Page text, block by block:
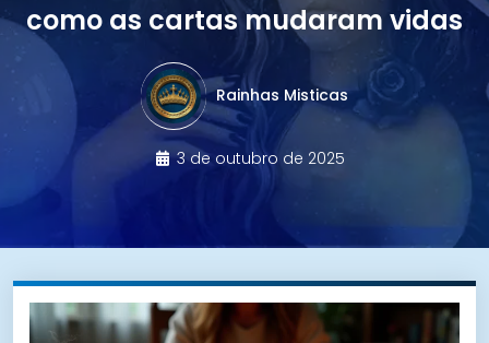
como as cartas mudaram vidas
Rainhas Misticas
3 de outubro de 2025